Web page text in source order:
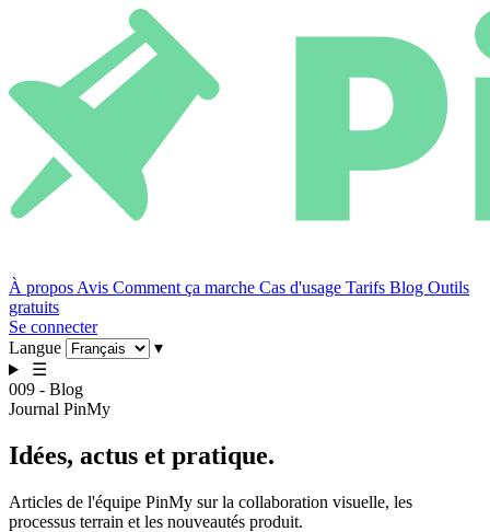
À propos Avis Comment ça marche Cas d'usage Tarifs Blog Outils
gratuits
Se connecter
Langue
▾
☰
009 - Blog
Journal PinMy
Idées, actus et pratique.
Articles de l'équipe PinMy sur la collaboration visuelle, les
processus terrain et les nouveautés produit.